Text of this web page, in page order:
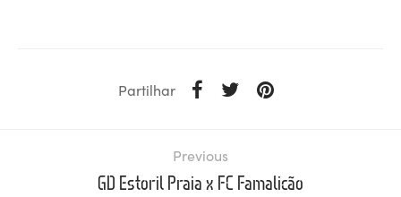
Partilhar
Previous
GD Estoril Praia x FC Famalicão